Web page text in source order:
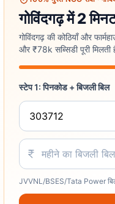
गोविंदगढ़ में 2
गोविंदगढ़ की कोठियाँ और
और ₹78k सब्सिडी पूरी मिलती
स्टेप 1: पिनकोड + बिजली बिल
JVVNL/BSES/Tata Power